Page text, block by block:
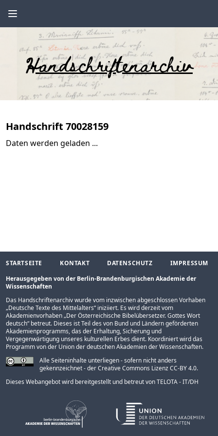
Handschriftenarchiv
Handschrift 70028159
Daten werden geladen ...
STARTSEITE KONTAKT DATENSCHUTZ
IMPRESSUM
Herausgegeben von der Berlin-Brandenburgischen Akademie der
Wissenschaften
Das Handschriftenarchiv wurde vom inzwischen abgeschlossen Vorhaben
„Deutsche Texte des Mittelalters“ iniziiert. Es wird derzeit vom
Akademienvorhaben „Der Österreichische Bibelübersetzer. Gottes Wort
deutsch“ betreut. Dieses ist Teil des von Bund und Ländern geförderten
Akademienprogramms, das der Erhaltung, Sicherung und
Vergegenwärtigung unseres kulturellen Erbes dient. Koordiniert wird das
Programm von der Union der deutschen Akademien der Wissenschaften.
Alle Seiteninhalte unterliegen - sofern nicht anders
gekennzeichnet - der Creative Commons Lizenz CC-BY 4.0.
Dieses Webangebot wird bereitgestellt und betreut vonTELOTA - IT/DH